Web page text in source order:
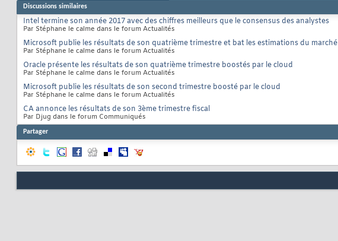
Discussions similaires
Intel termine son année 2017 avec des chiffres meilleurs que le consensus des analystes
Par Stéphane le calme dans le forum Actualités
Microsoft publie les résultats de son quatrième trimestre et bat les estimations du marché
Par Stéphane le calme dans le forum Actualités
Oracle présente les résultats de son quatrième trimestre boostés par le cloud
Par Stéphane le calme dans le forum Actualités
Microsoft publie les résultats de son second trimestre boosté par le cloud
Par Stéphane le calme dans le forum Actualités
CA annonce les résultats de son 3ème trimestre fiscal
Par Djug dans le forum Communiqués
Partager